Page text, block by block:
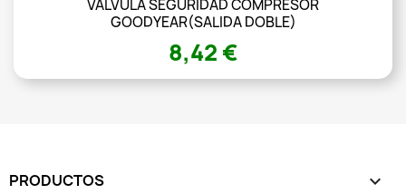
VALVULA SEGURIDAD COMPRESOR
GOODYEAR(SALIDA DOBLE)
8,42 €
PRODUCTOS 